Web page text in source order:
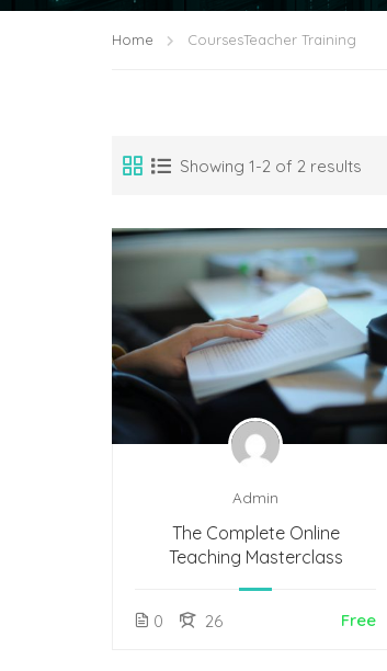
Home CoursesTeacher Training
Showing 1-2 of 2 results
Admin
The Complete Online
Teaching Masterclass
0 26 Free